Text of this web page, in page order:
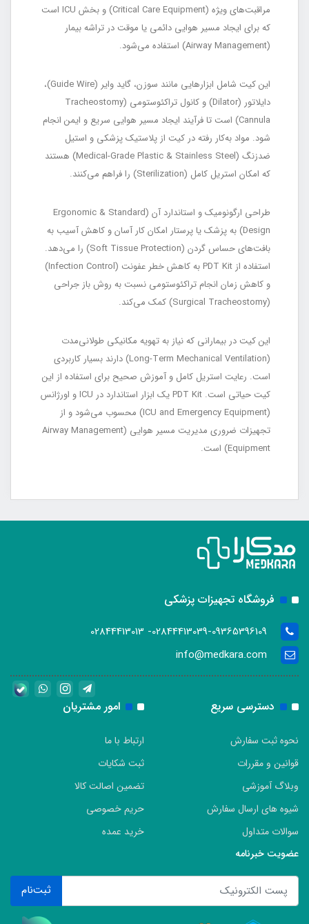
مراقبت‌های ویژه (Critical Care Equipment) و بخش ICU است
که برای ایجاد مسیر هوایی دائمی یا موقت در تراشه بیمار
(Airway Management) استفاده می‌شود.
این کیت شامل ابزارهایی مانند سوزن، گاید وایر (Guide Wire)،
دایلاتور (Dilator) و کانول تراکئوستومی (Tracheostomy
Cannula) است تا فرآیند ایجاد مسیر هوایی سریع و ایمن انجام
شود. مواد به‌کار رفته در کیت از پلاستیک پزشکی و استیل
ضدزنگ (Medical-Grade Plastic & Stainless Steel) هستند
که امکان استریل کامل (Sterilization) را فراهم می‌کنند.
طراحی ارگونومیک و استاندارد آن (Ergonomic & Standard
Design) به پزشک یا پرستار امکان کار آسان و کاهش آسیب به
بافت‌های حساس گردن (Soft Tissue Protection) را می‌دهد.
استفاده از PDT Kit به کاهش خطر عفونت (Infection Control)
و کاهش زمان انجام تراکئوستومی نسبت به روش باز جراحی
(Surgical Tracheostomy) کمک می‌کند.
این کیت در بیمارانی که نیاز به تهویه مکانیکی طولانی‌مدت
(Long-Term Mechanical Ventilation) دارند بسیار کاربردی
است. رعایت استریل کامل و آموزش صحیح برای استفاده از این
کیت حیاتی است. PDT Kit یک ابزار استاندارد در ICU و اورژانس
(ICU and Emergency Equipment) محسوب می‌شود و از
تجهیزات ضروری مدیریت مسیر هوایی (Airway Management
Equipment) است.
فروشگاه تجهیزات پزشکی
02844413039-09365396109- 02844413013
info@medkara.com
دسترسی سریع
نحوه ثبت سفارش
قوانین و مقررات
وبلاگ آموزشی
شیوه های ارسال سفارش
سوالات متداول
امور مشتریان
ارتباط با ما
ثبت شکایات
تضمین اصالت کالا
حریم خصوصی
خرید عمده
عضویت خبرنامه
ثبت‌نام